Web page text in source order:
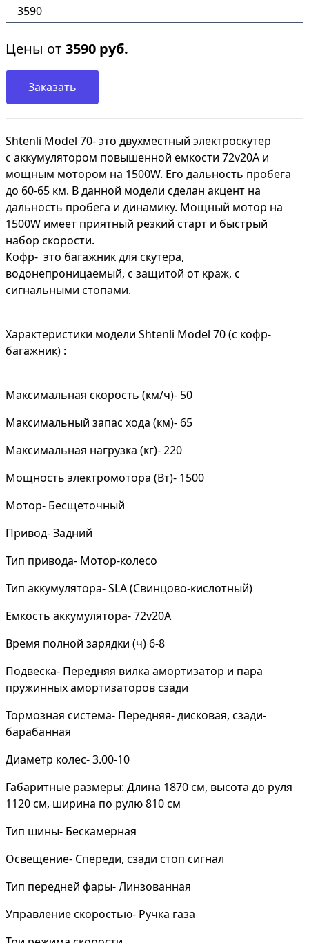
3590
Цены от3590 руб.
Заказать
Shtenli Model 70- это двухместный электроскутер
с аккумулятором повышенной емкости 72v20А и
мощным мотором на 1500W. Его дальность пробега
до 60-65 км. В данной модели сделан акцент на
дальность пробега и динамику. Мощный мотор на
1500W имеет приятный резкий старт и быстрый
набор скорости.
Кофр- это багажник для скутера,
водонепроницаемый, с защитой от краж, с
сигнальными стопами.
Характеристики модели Shtenli Model 70 (с кофр-
багажник) :
Максимальная скорость (км/ч)- 50
Максимальный запас хода (км)- 65
Максимальная нагрузка (кг)- 220
Мощность электромотора (Вт)- 1500
Мотор- Бесщеточный
Привод- Задний
Тип привода- Мотор-колесо
Тип аккумулятора- SLA (Свинцово-кислотный)
Емкость аккумулятора- 72v20A
Время полной зарядки (ч) 6-8
Подвеска- Передняя вилка амортизатор и пара
пружинных амортизаторов сзади
Тормозная система- Передняя- дисковая, сзади-
барабанная
Диаметр колес- 3.00-10
Габаритные размеры: Длина 1870 см, высота до руля
1120 см, ширина по рулю 810 см
Тип шины- Бескамерная
Освещение- Спереди, сзади стоп сигнал
Тип передней фары- Линзованная
Управление скоростью- Ручка газа